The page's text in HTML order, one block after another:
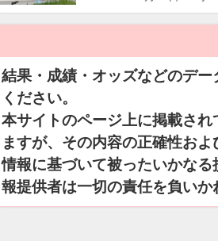
結果・成績・オッズなどのデ
ください。
本サイトのページ上に掲載さ
ますが、その内容の正確性お
情報に基づいて被ったいかな
報提供者は一切の責任を負いか